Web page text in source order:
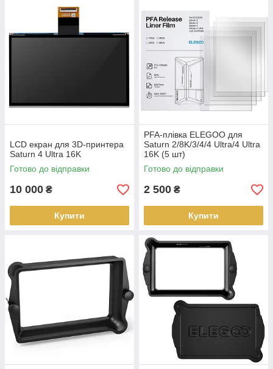
LCD екран для 3D-принтера
Saturn 4 Ultra 16K
Готово до відправки
10 000 ₴
Купити
PFA-плівка ELEGOO для
Saturn 2/8K/3/4/4 Ultra/4 Ultra
16K (5 шт)
Готово до відправки
2 500 ₴
Купити